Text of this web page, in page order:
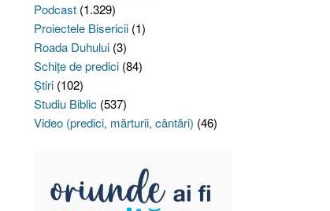
Podcast(1.329)
Proiectele Bisericii(1)
Roada Duhului(3)
Schiţe de predici(84)
Ştiri(102)
Studiu Biblic (537)
Video (predici, mărturii, cântări) (46)